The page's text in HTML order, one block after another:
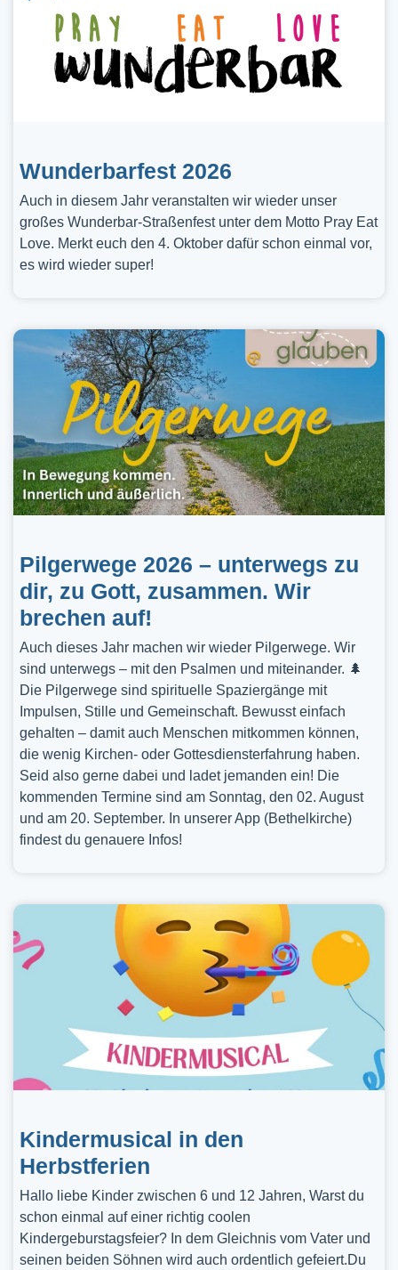
Wunderbarfest 2026
Auch in diesem Jahr veranstalten wir wieder unser
großes Wunderbar-Straßenfest unter dem Motto Pray Eat
Love. Merkt euch den 4. Oktober dafür schon einmal vor,
es wird wieder super!
Pilgerwege 2026 – unterwegs zu
dir, zu Gott, zusammen. Wir
brechen auf!
Auch dieses Jahr machen wir wieder Pilgerwege. Wir
sind unterwegs – mit den Psalmen und miteinander. 🌲
Die Pilgerwege sind spirituelle Spaziergänge mit
Impulsen, Stille und Gemeinschaft. Bewusst einfach
gehalten – damit auch Menschen mitkommen können,
die wenig Kirchen- oder Gottesdiensterfahrung haben.
Seid also gerne dabei und ladet jemanden ein! Die
kommenden Termine sind am Sonntag, den 02. August
und am 20. September. In unserer App (Bethelkirche)
findest du genauere Infos!
Kindermusical in den
Herbstferien
Hallo liebe Kinder zwischen 6 und 12 Jahren, Warst du
schon einmal auf einer richtig coolen
Kindergeburstagsfeier? In dem Gleichnis vom Vater und
seinen beiden Söhnen wird auch ordentlich gefeiert.Du